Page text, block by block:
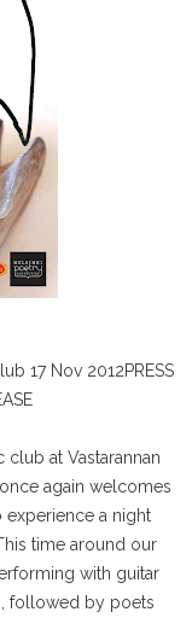
17 Nov 2012PRESS
club at Vastarannan
again welcomes
a night
time around our
with guitar
followed by poets